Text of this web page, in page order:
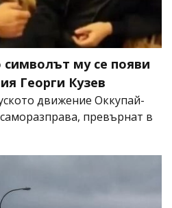
му се появи
Георги Кузев
движение Оккупай-
превърнат в